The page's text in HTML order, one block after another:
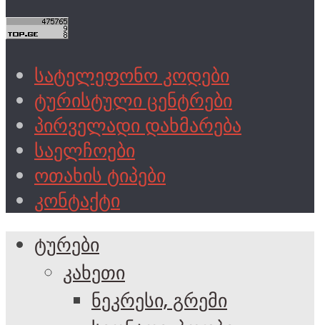
სატელეფონო კოდები
ტურისტული ცენტრები
პირველადი დახმარება
საელჩოები
ოთახის ტიპები
კონტაქტი
ტურები
კახეთი
ნეკრესი, გრემი